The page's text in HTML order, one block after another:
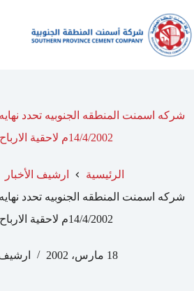
شركه اسمنت المنطقه الجنوبيه تحدد
14/4/2002م لاحقية الارباح
الرئيسية
ارشيف الأخبار
شركه اسمنت المنطقه الجنوبيه تحدد
14/4/2002م لاحقية الارباح
18 مارس، 2002 ارشيف